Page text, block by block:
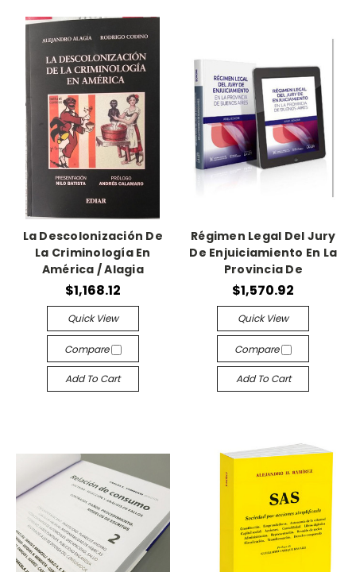
La Descolonización De
La Criminología En
América / Alagia
$1,168.12
Quick View
Compare
Add To Cart
Régimen Legal Del Jury
De Enjuiciamiento En La
Provincia De
$1,570.92
Quick View
Compare
Add To Cart